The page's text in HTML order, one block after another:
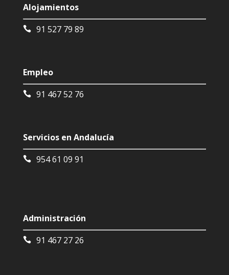
Alojamientos
91 527 79 89
Empleo
91 467 52 76
Servicios en Andalucía
954 61 09 91
Administración
91 467 27 26